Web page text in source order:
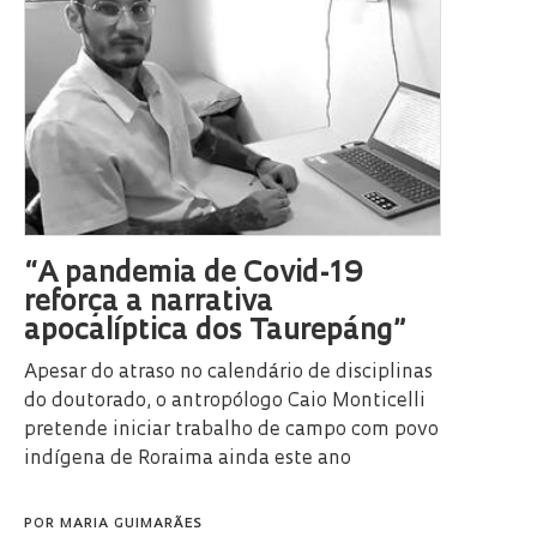
“A pandemia de Covid-19
reforça a narrativa
apocalíptica dos Taurepáng”
Apesar do atraso no calendário de disciplinas
do doutorado, o antropólogo Caio Monticelli
pretende iniciar trabalho de campo com povo
indígena de Roraima ainda este ano
POR MARIA GUIMARÃES